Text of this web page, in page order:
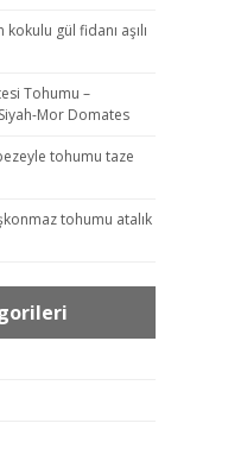
gül fidanı aşılı
Tohumu –
Mor Domates
tohumu taze
tohumu atalık